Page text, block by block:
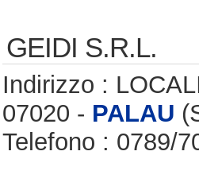
GEIDI S.R.L.
Indirizzo :
07020 - PALAU
Telefono : 0789/